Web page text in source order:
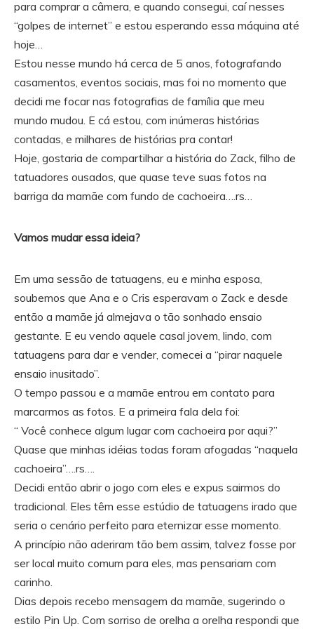
para comprar a câmera, e quando consegui, caí nesses
“golpes de internet” e estou esperando essa máquina até
hoje…
Estou nesse mundo há cerca de 5 anos, fotografando
casamentos, eventos sociais, mas foi no momento que
decidi me focar nas fotografias de família que meu
mundo mudou. E cá estou, com inúmeras histórias
contadas, e milhares de histórias pra contar!
Hoje, gostaria de compartilhar a história do Zack, filho de
tatuadores ousados, que quase teve suas fotos na
barriga da mamãe com fundo de cachoeira….rs…
Vamos mudar essa ideia?
Em uma sessão de tatuagens, eu e minha esposa,
soubemos que Ana e o Cris esperavam o Zack e desde
então a mamãe já almejava o tão sonhado ensaio
gestante. E eu vendo aquele casal jovem, lindo, com
tatuagens para dar e vender, comecei a “pirar naquele
ensaio inusitado”.
O tempo passou e a mamãe entrou em contato para
marcarmos as fotos. E a primeira fala dela foi:
“ Você conhece algum lugar com cachoeira por aqui?”
Quase que minhas idéias todas foram afogadas “naquela
cachoeira”….rs….
Decidi então abrir o jogo com eles e expus sairmos do
tradicional. Eles têm esse estúdio de tatuagens irado que
seria o cenário perfeito para eternizar esse momento.
A princípio não aderiram tão bem assim, talvez fosse por
ser local muito comum para eles, mas pensariam com
carinho.
Dias depois recebo mensagem da mamãe, sugerindo o
estilo Pin Up. Com sorriso de orelha a orelha respondi que